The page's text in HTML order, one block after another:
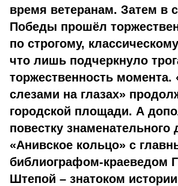
время ветеранам. Затем в
Победы прошёл
по строгому,
что лишь подчеркнуло
торжественность момента.
слезами на глазах»
городской площади. А
повестку знаменательного
«Анивское кольцо» с
библиографом-краеведом
Штепой – знатоком